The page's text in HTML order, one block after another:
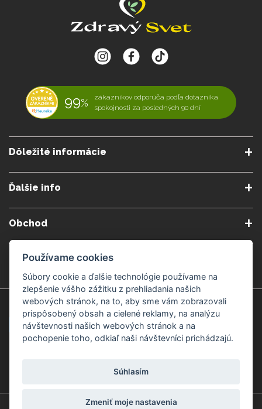
99%
zákazníkov odporúča podľa dotazníka
spokojnosti za posledných 90 dní
Dôležité informácie
Ochrana osobných údajov
Cookies nastavenia
Ďalšie info
Gemmoterapia
Obchod
Nakupuj bezpečne Veľkoobchod
Kamenné predajne
Považská Bystrica v Kauflande Považská Bystrica Mpark
Žilina Čadca
Záruka kvality
Používame cookies
Súbory cookie a ďalšie technológie používame na
zlepšenie vášho zážitku z prehliadania našich
webových stránok, na to, aby sme vám zobrazovali
prispôsobený obsah a cielené reklamy, na analýzu
návštevnosti našich webových stránok a na
pochopenie toho, odkiaľ naši návštevníci prichádzajú.
Súhlasím
Zmeniť moje nastavenia